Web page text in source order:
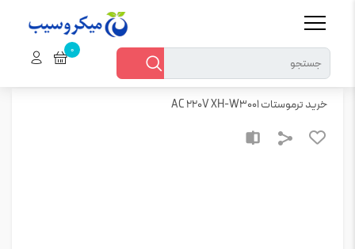
ماژول
خرید ترموستات AC 220V XH-W3001